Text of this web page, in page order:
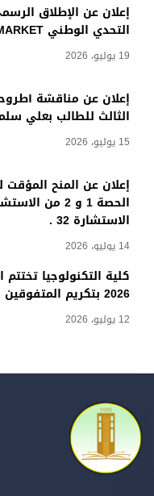
إعلان عن الإطلاق
التحدي الوطني PROTOMARKET.
19 يوليو، 2026
إعلان عن مناقشة
الثالث للطالب بعلي
15 يوليو، 2026
الاستشارة 32 .
14 يوليو، 2026
2026 بتكريم المتفوقين وصناع التميز
12 يوليو، 2026